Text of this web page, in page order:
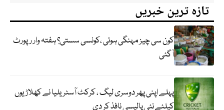
تازہ ترین خبریں
کون سی چیز مہنگی ہوئی ،کونسی سستی؟ ہفتہ وار رپورٹ
آگئی
پہلے اپنی پھر دوسری لیگ ، کرکٹ آسٹریلیا نے کھلاڑیوں
کیلئے نئی پالیسی نافذ کر دی